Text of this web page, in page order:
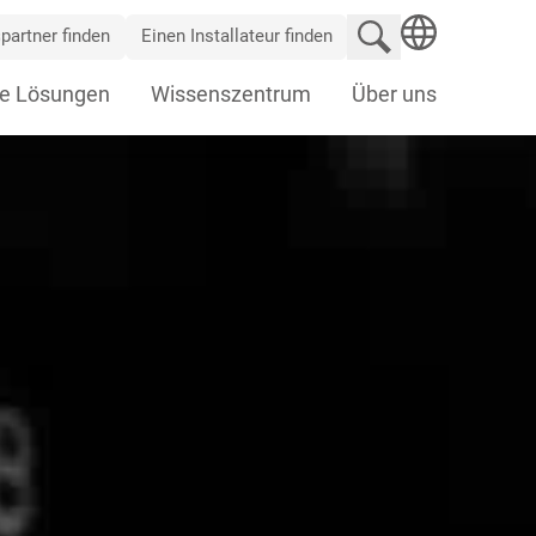
finden Einen Installateur finden
Website
Lösungen Wissenszentrum Über uns